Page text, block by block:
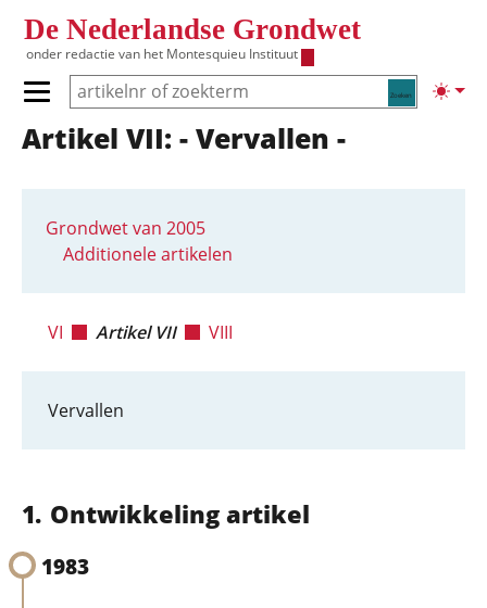
De Nederlandse Grondwet
onder redactie van het Montesquieu Instituut
Zoeken
Primair menu tonen/verbergen
Hoofdnavigatie
Artikel VII: - Vervallen -
Grondwet van 2005
Additionele artikelen
VI Artikel VII VIII
Vervallen
Ontwikkeling artikel
1983